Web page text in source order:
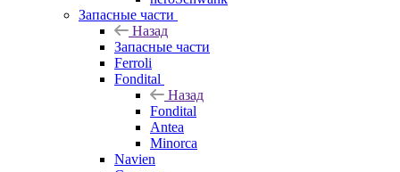
Запасные части
Назад
Запасные части
Ferroli
Fondital
Назад
Fondital
Antea
Minorca
Navien